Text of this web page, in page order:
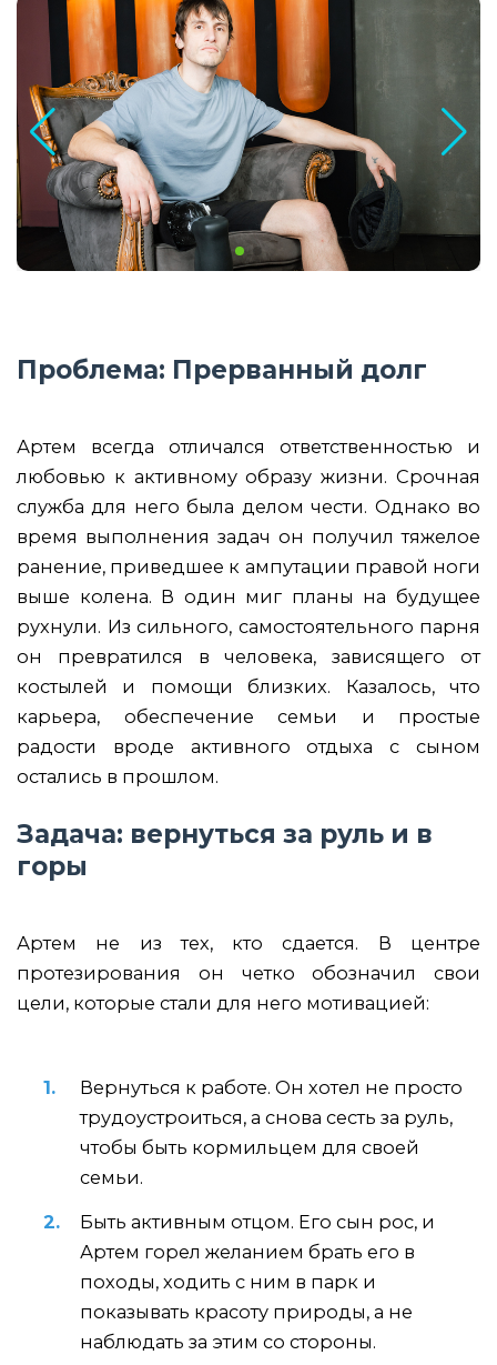
Проблема: Прерванный долг
Артем всегда отличался ответственностью и
любовью к активному образу жизни. Срочная
служба для него была делом чести. Однако во
время выполнения задач он получил тяжелое
ранение, приведшее к ампутации правой ноги
выше колена. В один миг планы на будущее
рухнули. Из сильного, самостоятельного парня
он превратился в человека, зависящего от
костылей и помощи близких. Казалось, что
карьера, обеспечение семьи и простые
радости вроде активного отдыха с сыном
остались в прошлом.
Задача: вернуться за руль и в
горы
Артем не из тех, кто сдается. В центре
протезирования он четко обозначил свои
цели, которые стали для него мотивацией:
Вернуться к работе. Он хотел не просто
трудоустроиться, а снова сесть за руль,
чтобы быть кормильцем для своей
семьи.
Быть активным отцом. Его сын рос, и
Артем горел желанием брать его в
походы, ходить с ним в парк и
показывать красоту природы, а не
наблюдать за этим со стороны.